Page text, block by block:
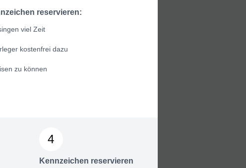
reservieren:
viel Zeit
kostenfrei dazu
zu können
4
Kennzeichen reservieren